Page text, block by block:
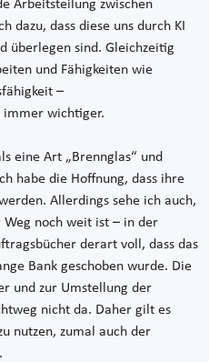
Arbeitsteilung zwischen
dazu, dass diese uns durch KI
überlegen sind. Gleichzeitig
und Fähigkeiten wie
–
immer wichtiger.
eine Art „Brennglas“ und
habe die Hoffnung, dass ihre
Allerdings sehe ich auch,
noch weit ist – in der
derart voll, dass das
Bank geschoben wurde. Die
und zur Umstellung der
nicht da. Daher gilt es
nutzen, zumal auch der